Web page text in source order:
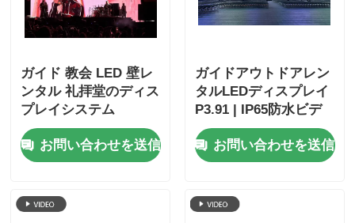
ガイド 教会 LED 壁レ
ンタル 礼拝堂のディス
プレイシステム
お問い合わせを送信
ガイドアウトドアレン
タルLEDディスプレイ
P3.91 | IP65防水ビデ
オウォール
お問い合わせを送信